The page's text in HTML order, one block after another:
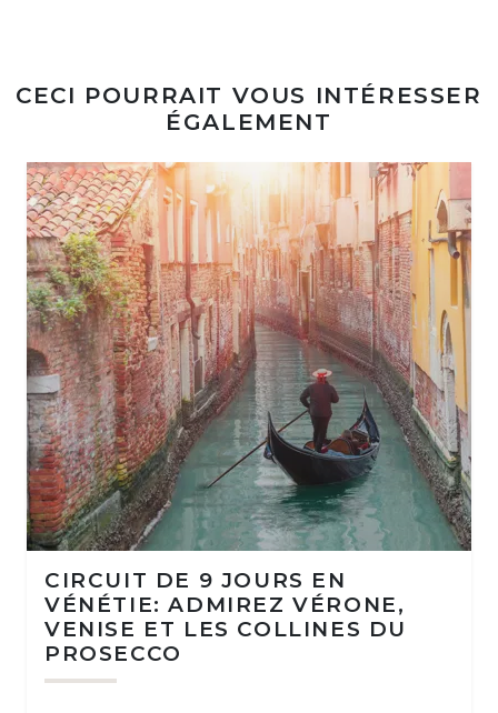
CECI POURRAIT VOUS INTÉRESSER
ÉGALEMENT
CIRCUIT DE 9 JOURS EN
VÉNÉTIE: ADMIREZ VÉRONE,
VENISE ET LES COLLINES DU
PROSECCO